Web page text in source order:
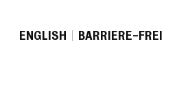
EN GLISH BARRIERE-FREI